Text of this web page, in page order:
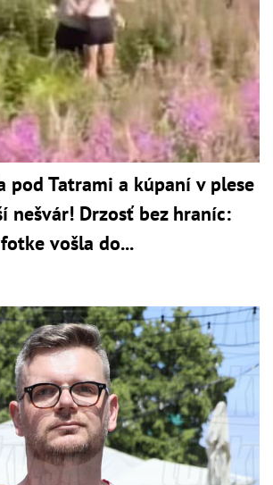
pod Tatrami a kúpaní v plese
nešvár! Drzosť bez hraníc:
vošla do...